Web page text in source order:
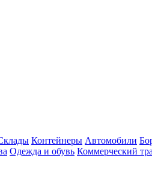
Контейнеры Автомобили
Одежда и обувь Коммерческий